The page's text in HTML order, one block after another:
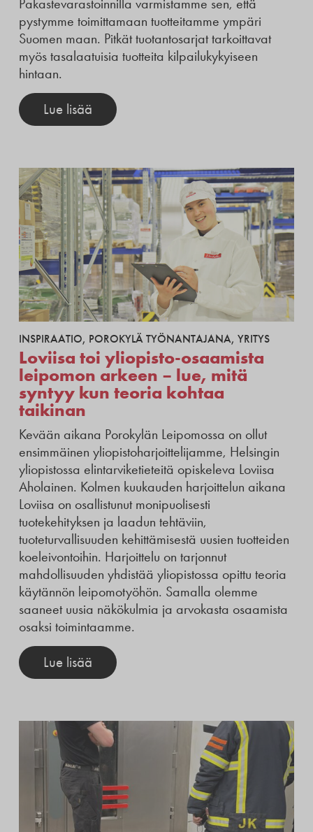
Pakastevarastoinnilla varmistamme sen, että
pystymme toimittamaan tuotteitamme ympäri
Suomen maan. Pitkät tuotantosarjat tarkoittavat
myös tasalaatuisia tuotteita kilpailukykyiseen
hintaan.
Lue lisää
INSPIRAATIO, POROKYLÄ TYÖNANTAJANA, YRITYS
Loviisa toi yliopisto-osaamista
leipomon arkeen – lue, mitä
syntyy kun teoria kohtaa
taikinan
Kevään aikana Porokylän Leipomossa on ollut
ensimmäinen yliopistoharjoittelijamme, Helsingin
yliopistossa elintarviketieteitä opiskeleva Loviisa
Aholainen. Kolmen kuukauden harjoittelun aikana
Loviisa on osallistunut monipuolisesti
tuotekehityksen ja laadun tehtäviin,
tuoteturvallisuuden kehittämisestä uusien tuotteiden
koeleivontoihin. Harjoittelu on tarjonnut
mahdollisuuden yhdistää yliopistossa opittu teoria
käytännön leipomotyöhön. Samalla olemme
saaneet uusia näkökulmia ja arvokasta osaamista
osaksi toimintaamme.
Lue lisää